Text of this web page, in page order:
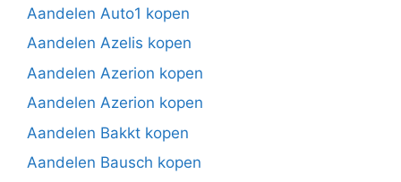
Aandelen Auto1 kopen
Aandelen Azelis kopen
Aandelen Azerion kopen
Aandelen Azerion kopen
Aandelen Bakkt kopen
Aandelen Bausch kopen